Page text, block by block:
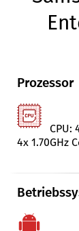
Prozessor
CPU:
4x 1.70GHz